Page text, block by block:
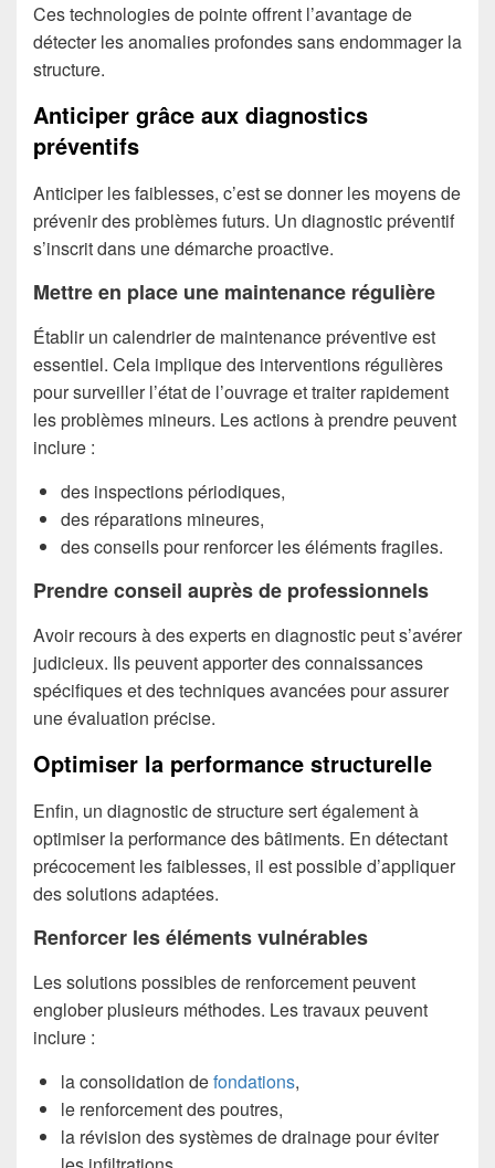
Ces technologies de pointe offrent l’avantage de
détecter les anomalies profondes sans endommager la
structure.
Anticiper grâce aux diagnostics
préventifs
Anticiper les faiblesses, c’est se donner les moyens de
prévenir des problèmes futurs. Un diagnostic préventif
s’inscrit dans une démarche proactive.
Mettre en place une maintenance régulière
Établir un calendrier de maintenance préventive est
essentiel. Cela implique des interventions régulières
pour surveiller l’état de l’ouvrage et traiter rapidement
les problèmes mineurs. Les actions à prendre peuvent
inclure :
des inspections périodiques,
des réparations mineures,
des conseils pour renforcer les éléments fragiles.
Prendre conseil auprès de professionnels
Avoir recours à des experts en diagnostic peut s’avérer
judicieux. Ils peuvent apporter des connaissances
spécifiques et des techniques avancées pour assurer
une évaluation précise.
Optimiser la performance structurelle
Enfin, un diagnostic de structure sert également à
optimiser la performance des bâtiments. En détectant
précocement les faiblesses, il est possible d’appliquer
des solutions adaptées.
Renforcer les éléments vulnérables
Les solutions possibles de renforcement peuvent
englober plusieurs méthodes. Les travaux peuvent
inclure :
la consolidation defondations,
le renforcement des poutres,
la révision des systèmes de drainage pour éviter